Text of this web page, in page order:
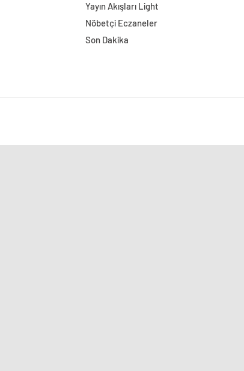
Yayın Akışları Light
Nöbetçi Eczaneler
Son Dakika